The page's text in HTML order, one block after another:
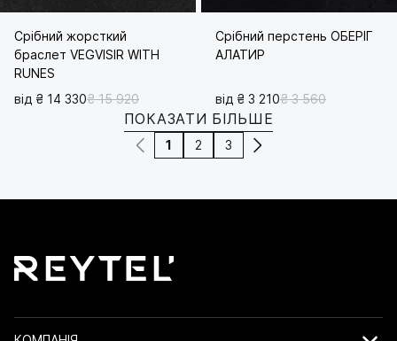
Срібний жорсткий
браслет VEGVISIR WITH
RUNES
від ₴ 14 330₴ 15 920
Срібний перстень ОБЕРІГ
АЛАТИР
від ₴ 3 210₴ 3 560
ПОКАЗАТИ БІЛЬШЕ
1 2 3